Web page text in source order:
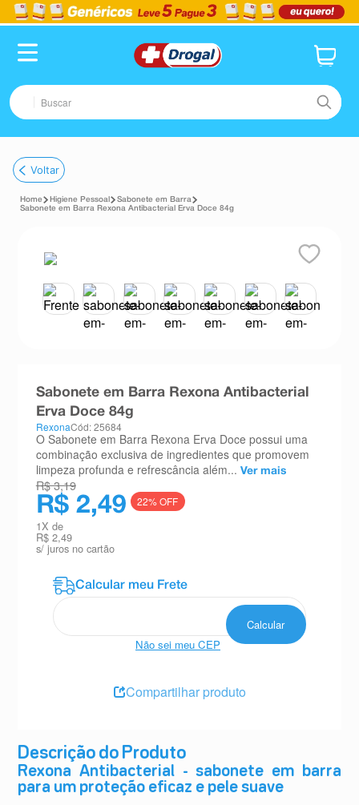
Buscar
1º fralda
2º pampers confort sec max
lenço umedecido
tadalafila
desodorante
esmalte
ºabsorvente
Voltar
Higiene Pessoal
Sabonete em Barra
Sabonete em Barra Rexona Antibacterial Erva Doce 84g
Descrição do Produto
Rexona Antibacterial - sabonete em barra
para um proteção eficaz e pele suave
Sabonete em Barra Rexona Antibacterial
Erva Doce 84g
RexonaCód: 25684
O Sabonete em Barra Rexona Erva Doce possui uma
combinação exclusiva de ingredientes que promovem
limpeza profunda e refrescância além... Ver mais
R$ 3,19
R$ 2,49 22% OFF
1X de
R$ 2,49
s/ juros no cartão
Não sei meu CEP
Compartilhar produto